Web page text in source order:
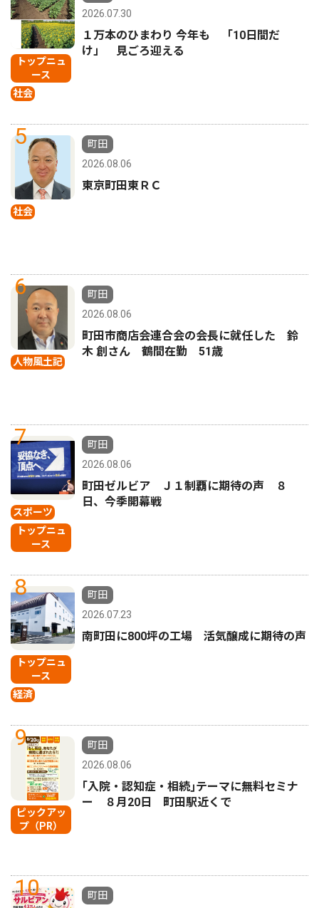
トップニュ
ース
社会
2026.07.30
１万本のひまわり 今年も 「10日間だ
け」 見ごろ迎える
5
社会
町田
2026.08.06
東京町田東ＲＣ
6
人物風土記
町田
2026.08.06
町田市商店会連合会の会長に就任した 鈴
木 創さん 鶴間在勤 51歳
7
スポーツ
トップニュ
ース
町田
2026.08.06
町田ゼルビア Ｊ１制覇に期待の声 ８
日、今季開幕戦
8
トップニュ
ース
経済
町田
2026.07.23
南町田に800坪の工場 活気醸成に期待の声
9
ピックアッ
プ（PR）
町田
2026.08.06
｢入院・認知症・相続｣テーマに無料セミナ
ー ８月20日 町田駅近くで
10
町田